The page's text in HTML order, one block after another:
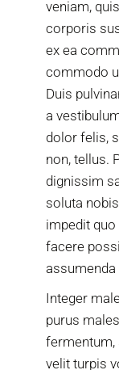
veniam,
corporis
ex ea
commodo
Duis
a
dolor felis,
non, tellus.
dignissim
soluta
impedit
facere
Integer
purus
fermentum,
velit turpis